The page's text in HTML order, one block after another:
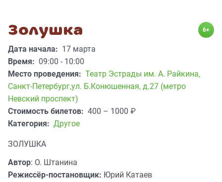
Золушка 6+
Дата начала: 17 марта
Время: 09:00 - 10:00
Место проведения: Театр Эстрады им. А. Райкина,
Санкт-Петербург,ул. Б.Конюшенная, д.27 (метро
Невский проспект)
Стоимость билетов: 400 – 1000 ₽
Категория: Другое
ЗОЛУШКА
Автор: О. Штанина
Режиссёр-постановщик: Юрий Катаев